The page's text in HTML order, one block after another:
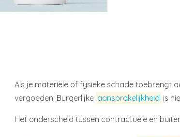
Als je materiële of fysieke schade toebrengt
vergoeden. Burgerlijke aansprakelijkheid is
Het onderscheid tussen contractuele en